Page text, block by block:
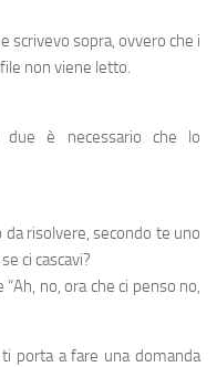
scrivevo sopra, ovvero che i
non viene letto.
è necessario che lo
risolvere, secondo te uno
ci cascavi?
no, ora che ci penso no,
porta a fare una domanda